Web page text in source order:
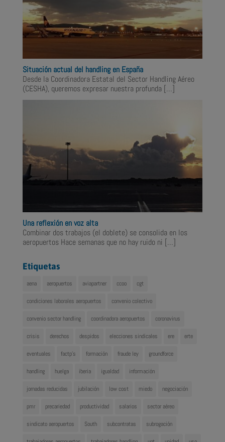
Situación actual del handling en España
Desde la Coordinadora Estatal del Sector Handling Aéreo
(CESHA), queremos expresar nuestra profunda […]
Una reflexión en voz alta
Combinar dos trabajos (el doblete) se consolida en los
aeropuertos Hace semanas que no hay ruido ni […]
Etiquetas
aena aeropuertos aviapartner ccoo cgt
condiciones laborales aeropuertos convenio colectivo
convenio sector handling coordinadora aeropuertos coronavirus
crisis derechos despidos elecciones sindicales ere erte
eventuales factp's formación fraude ley groundforce
handling huelga iberia igualdad información
jornadas reducidas jubilación low cost miedo negociación
pmr precariedad productividad salarios sector aéreo
sindicato aeropuertos South subcontratas subrogación